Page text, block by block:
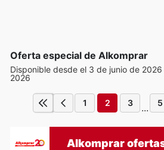
Oferta especial de Alkomprar
Disponible desde el 3 de junio de
2026
1 2 3 ... 5
Alkomprar